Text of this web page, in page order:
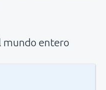
mundo entero